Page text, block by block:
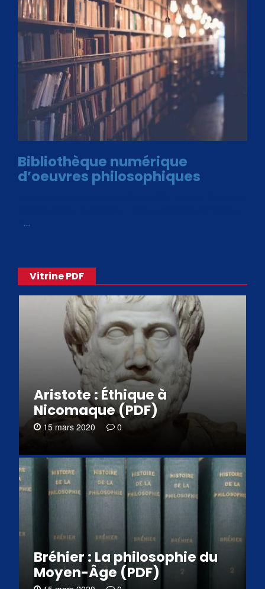
Bibliothèque numérique
d’oeuvres philosophiques
…
Vitrine PDF
Aristote : Éthique à
Nicomaque (PDF)
15 mars 2020 0
Bréhier : La philosophie du
Moyen-Âge (PDF)